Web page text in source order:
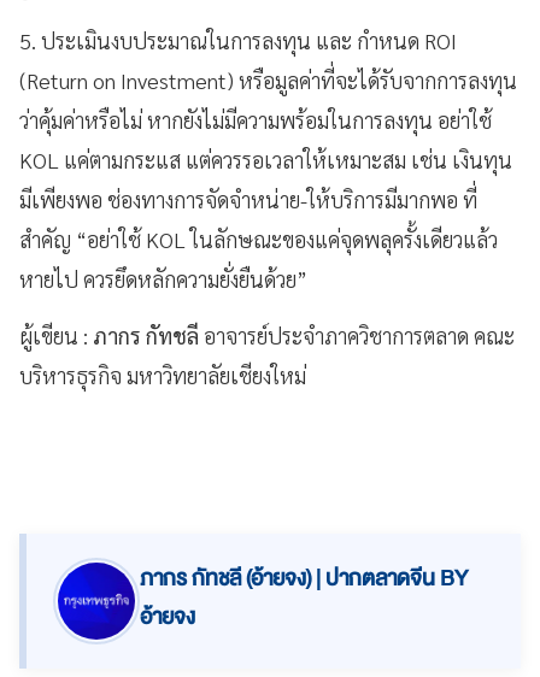
5. ประเมินงบประมาณในการลงทุน และ กำหนด ROI
(Return on Investment) หรือมูลค่าที่จะได้รับจากการลงทุน
ว่าคุ้มค่าหรือไม่ หากยังไม่มีความพร้อมในการลงทุน อย่าใช้
KOL แค่ตามกระแส แต่ควรรอเวลาให้เหมาะสม เช่น เงินทุน
มีเพียงพอ ช่องทางการจัดจำหน่าย-ให้บริการมีมากพอ ที่
สำคัญ “อย่าใช้ KOL ในลักษณะของแค่จุดพลุครั้งเดียวแล้ว
หายไป ควรยึดหลักความยั่งยืนด้วย”
ผู้เขียน : ภากร กัทชลี อาจารย์ประจำภาควิชาการตลาด คณะ
บริหารธุรกิจ มหาวิทยาลัยเชียงใหม่
ภากร กัทชลี (อ้ายจง) | ปากตลาดจีน BY
อ้ายจง